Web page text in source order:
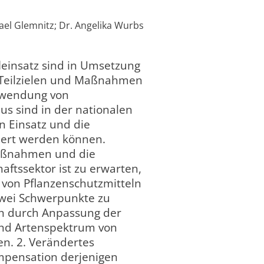
Glemnitz; Dr. Angelika Wurbs
sind in Umsetzung
und Maßnahmen
von
sind in der nationalen
Einsatz und die
werden können.
und die
ist zu erwarten,
Pflanzenschutzmitteln
Schwerpunkte zu
durch Anpassung der
Artenspektrum von
2. Verändertes
derjenigen